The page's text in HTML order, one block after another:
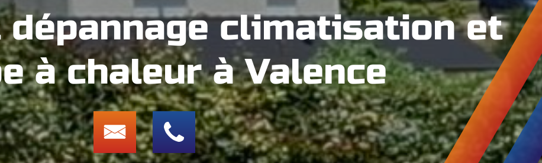
climatisation et
à chaleur à Valence